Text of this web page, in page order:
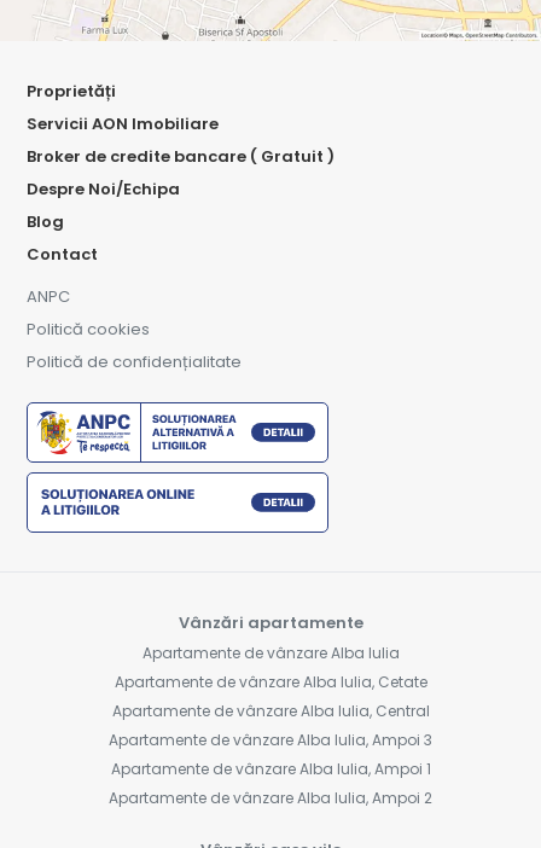
Proprietăți
Servicii AON Imobiliare
Broker de credite bancare ( Gratuit )
Despre Noi/Echipa
Blog
Contact
ANPC
Politică cookies
Politică de confidențialitate
Vânzări apartamente
Apartamente de vânzare Alba Iulia
Apartamente de vânzare Alba Iulia, Cetate
Apartamente de vânzare Alba Iulia, Central
Apartamente de vânzare Alba Iulia, Ampoi 3
Apartamente de vânzare Alba Iulia, Ampoi 1
Apartamente de vânzare Alba Iulia, Ampoi 2